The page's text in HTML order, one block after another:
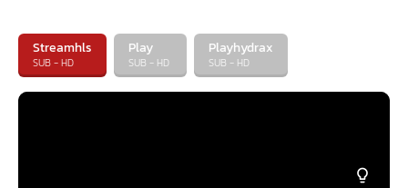
Streamhls
SUB - HD
Play
SUB - HD
Playhydrax
SUB - HD